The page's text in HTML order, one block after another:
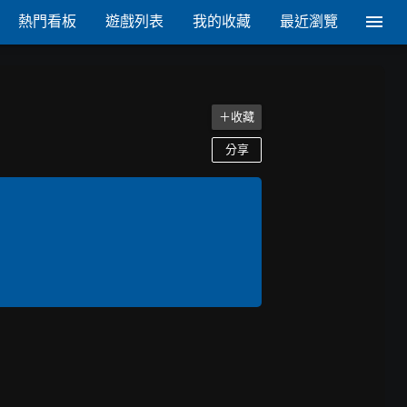
熱門看板 遊戲列表 我的收藏 最近瀏覽
＋收藏
分享